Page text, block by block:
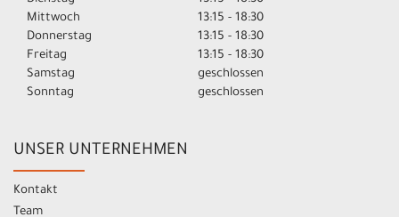
Mittwoch
13:15 - 18:30
Donnerstag
13:15 - 18:30
Freitag
13:15 - 18:30
Samstag
geschlossen
Sonntag
geschlossen
UNSER UNTERNEHMEN
Kontakt
Team